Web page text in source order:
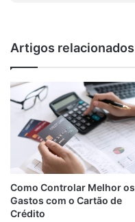
Artigos relacionados
Como Controlar Melhor os
Gastos com o Cartão de
Crédito